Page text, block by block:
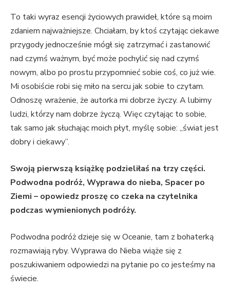
To taki wyraz esencji życiowych prawideł, które są moim
zdaniem najważniejsze. Chciałam, by ktoś czytając ciekawe
przygody jednocześnie mógł się zatrzymać i zastanowić
nad czymś ważnym, być może pochylić się nad czymś
nowym, albo po prostu przypomnieć sobie coś, co już wie.
Mi osobiście robi się miło na sercu jak sobie to czytam.
Odnoszę wrażenie, że autorka mi dobrze życzy. A lubimy
ludzi, którzy nam dobrze życzą. Więc czytając to sobie,
tak samo jak słuchając moich płyt, myślę sobie: „świat jest
dobry i ciekawy”.
Swoją pierwszą książkę podzieliłaś na trzy części.
Podwodna podróż, Wyprawa do nieba, Spacer po
Ziemi – opowiedz proszę co czeka na czytelnika
podczas wymienionych podróży.
Podwodna podróż dzieje się w Oceanie, tam z bohaterką
rozmawiają ryby. Wyprawa do Nieba wiąże się z
poszukiwaniem odpowiedzi na pytanie po co jesteśmy na
świecie.